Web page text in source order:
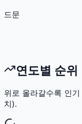
드문
연도별 순
위로 올라갈수록 인
치).